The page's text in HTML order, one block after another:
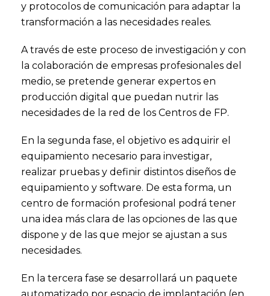
y protocolos de comunicación para adaptar la
transformación a las necesidades reales.
A través de este proceso de investigación y con
la colaboración de empresas profesionales del
medio, se pretende generar expertos en
producción digital que puedan nutrir las
necesidades de la red de los Centros de FP.
En la segunda fase, el objetivo es adquirir el
equipamiento necesario para investigar,
realizar pruebas y definir distintos diseños de
equipamiento y software. De esta forma, un
centro de formación profesional podrá tener
una idea más clara de las opciones de las que
dispone y de las que mejor se ajustan a sus
necesidades.
En la tercera fase se desarrollará un paquete